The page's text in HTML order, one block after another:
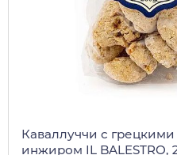
Каваллуччи с
инжиром IL BALESTRO,